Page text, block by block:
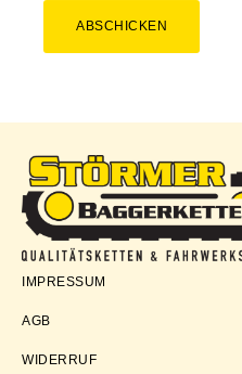
ABSCHICKEN
Störmer
IMPRESSUM
AGB
WIDERRUF